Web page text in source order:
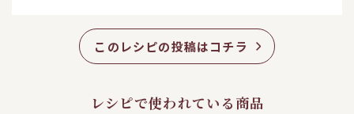
このレシピの投稿はコチラ
レシピで使われている商品